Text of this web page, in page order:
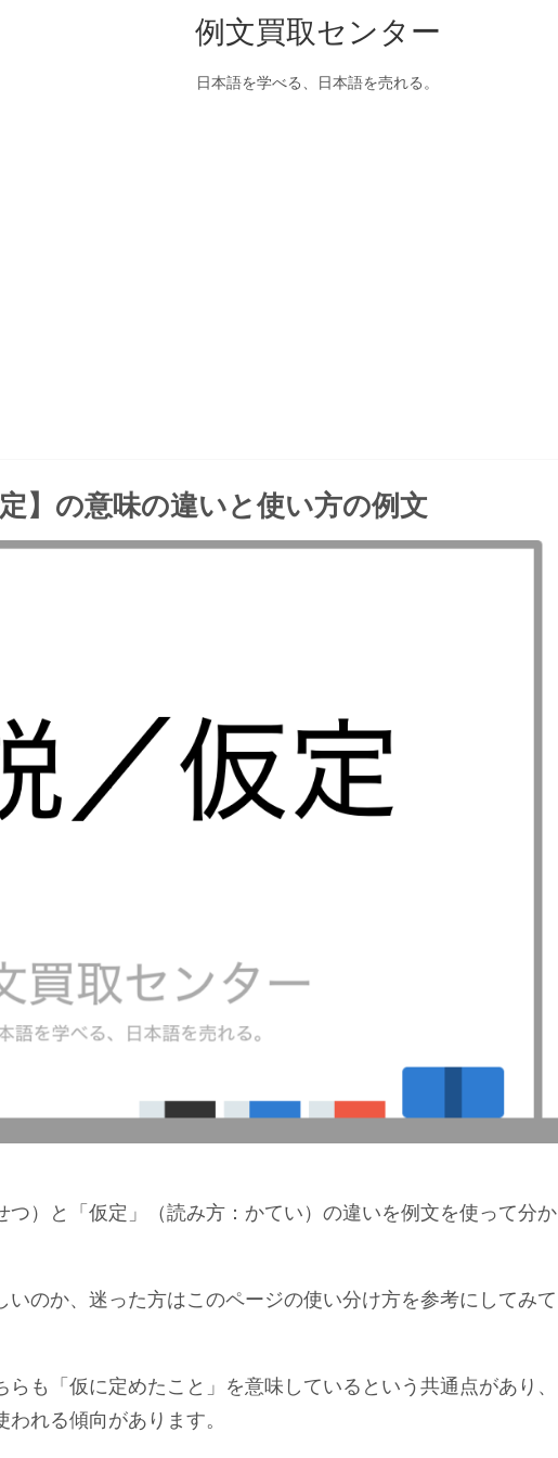
例文買取センター
日本語を学べる、日本語を売れる。
定】の意味の違いと使い方の例文
）と「仮定」（読み方：かてい）の違いを例文を使って分か
のか、迷った方はこのページの使い分け方を参考にしてみて
らも「仮に定めたこと」を意味しているという共通点があり、
れる傾向があります。